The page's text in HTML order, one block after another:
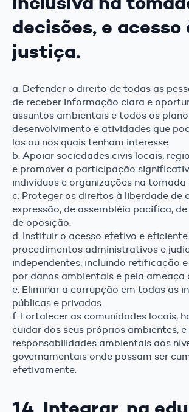
decisões, e acesso
justiça.
a. Defender o direito de todas as
de receber informação clara e
assuntos ambientais e todos os
desenvolvimento e atividades que
las ou nos quais tenham interesse.
b. Apoiar sociedades civis locais,
e promover a participação
indivíduos e organizações na tomada
c. Proteger os direitos à liberdade de
expressão, de assembléia pacífica,
de oposição.
d. Instituir o acesso efetivo e eficiente
procedimentos administrativos e
independentes, incluindo retificação
por danos ambientais e pela ameaça
e. Eliminar a corrupção em todas as
públicas e privadas.
f. Fortalecer as comunidades locais,
cuidar dos seus próprios ambientes,
responsabilidades ambientais aos
governamentais onde possam ser
efetivamente.